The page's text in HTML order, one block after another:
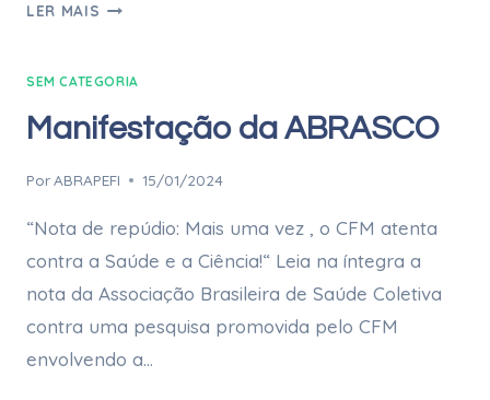
LER MAIS
SEM CATEGORIA
Manifestação da ABRASCO
PorABRAPEFI 15/01/2024
“Nota de repúdio: Mais uma vez , o CFM atenta
contra a Saúde e a Ciência!“ Leia na íntegra a
nota da Associação Brasileira de Saúde Coletiva
contra uma pesquisa promovida pelo CFM
envolvendo a…